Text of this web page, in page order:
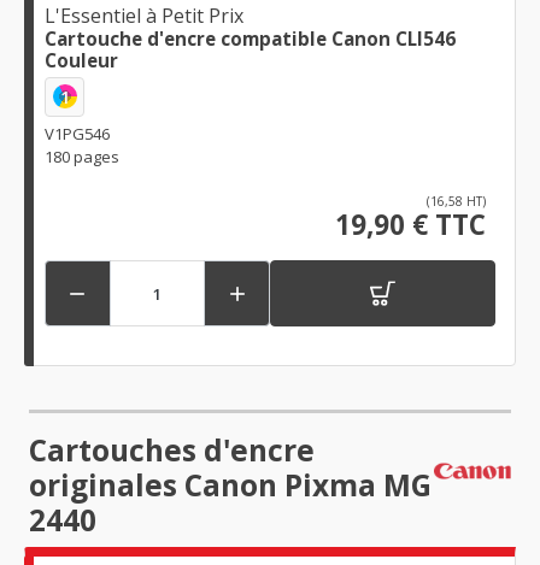
L'Essentiel à Petit Prix
Cartouche d'encre compatible Canon CLI546
Couleur
1
V1PG546
180 pages
(16,58 HT)
19,90 € TTC
 
Cartouches d'encre
originales Canon Pixma MG
2440